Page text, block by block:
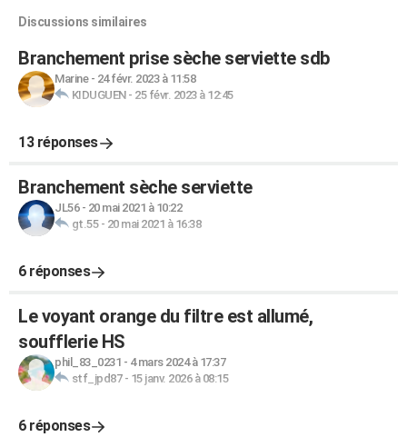
Discussions similaires
Branchement prise sèche serviette sdb
Marine- 24 févr. 2023 à 11:58
KIDUGUEN- 25 févr. 2023 à 12:45
13 réponses
Branchement sèche serviette
JL56- 20 mai 2021 à 10:22
gt.55- 20 mai 2021 à 16:38
6 réponses
Le voyant orange du filtre est allumé,
soufflerie HS
phil_83_0231 - 4 mars 2024 à 17:37
stf_jpd87- 15 janv. 2026 à 08:15
6 réponses